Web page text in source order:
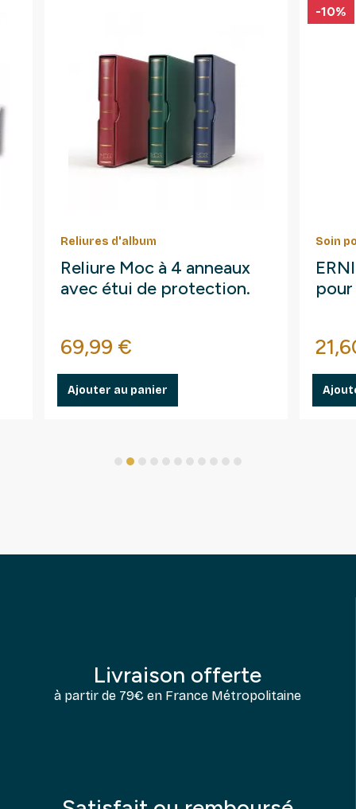
Reliures d'album
Reliure Moc à 4 anneaux
avec étui de protection.
Prix
69,99 €
Ajouter au panier
Soin
Prix
-10%
Livraison offerte
à partir de 79€ en France Métropolitaine